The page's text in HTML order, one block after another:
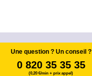
Une question ? Un conseil ?
0 820 35 35 35
(0,20 €/min + prix appel)